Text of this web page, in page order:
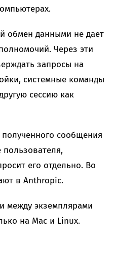
обмен данными не дает
Через эти
запросы на
системные команды
сессию как
сообщения
пользователя,
его отдельно. Во
в Anthropic.
между экземплярами
на Mac и Linux.